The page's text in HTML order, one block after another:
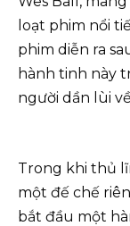
loạt phim nổi
phim diễn ra
hành tinh này
người dần lùi
Trong khi thủ
một đế chế
bắt đầu một